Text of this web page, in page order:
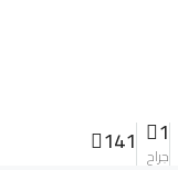
1
جراح 141